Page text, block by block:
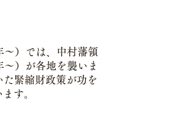
〜）では、中村藩領
）が各地を襲いま
緊縮財政策が功を
す。